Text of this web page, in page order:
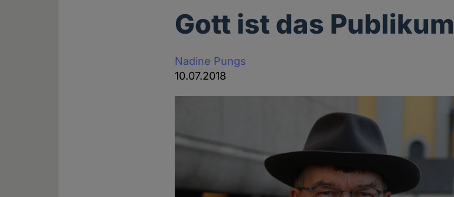
Gott ist das Publikum
Nadine Pungs
10.07.2018